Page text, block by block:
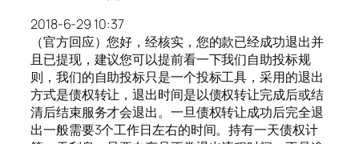
2018-6-29 10:37
（官方回应）您好，经核实，您的款已经成功退出并
且已提现，建议您可以提前看一下我们自助投标规
则，我们的自助投标只是一个投标工具，采用的退出
方式是债权转让，退出时间是以债权转让完成后或结
清后结束服务才会退出。一旦债权转让成功后完全退
出一般需要3个工作日左右的时间。持有一天债权计